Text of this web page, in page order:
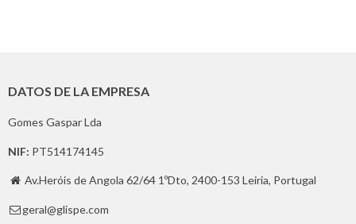
DATOS DE LA EMPRESA
Gomes Gaspar Lda
NIF: PT514174145
 Av.Heróis de Angola 62/64 1ºDto, 2400-153 Leiria, Portugal
 geral@glispe.com